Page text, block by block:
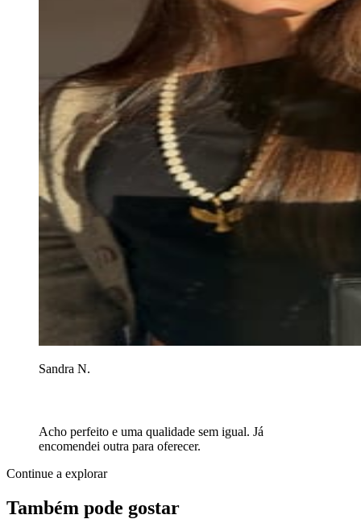
Sandra N.
Acho perfeito e uma qualidade sem igual. Já
encomendei outra para oferecer.
Continue a explorar
Também pode gostar